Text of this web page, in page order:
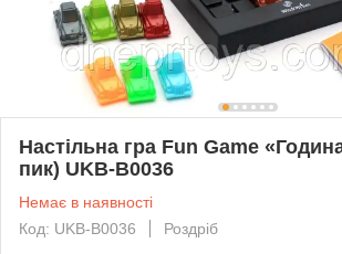
Настільна гра Fun Game
пик) UKВ-В0036
Немає в наявності
Код: UKВ-В0036
Роздріб